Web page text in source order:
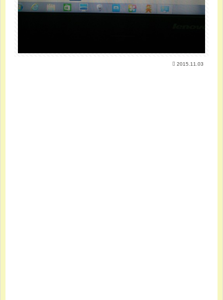
2015.11.03